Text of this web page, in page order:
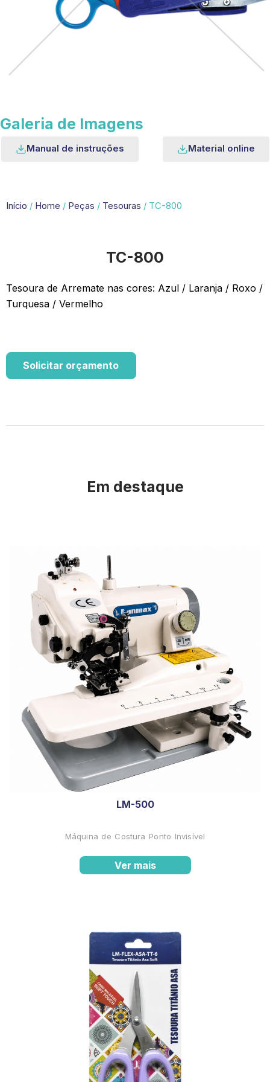
Galeria de Imagens
Manual de instruções Material online
Início / Home / Peças / Tesouras / TC-800
TC-800
Tesoura de Arremate nas cores: Azul / Laranja / Roxo /
Turquesa / Vermelho
Solicitar orçamento
Em destaque
LM-500
Máquina de Costura Ponto Invisível
Ver mais